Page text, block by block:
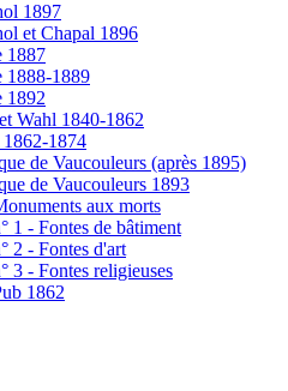
1897
et Chapal 1896
1887
1888-1889
1892
Wahl 1840-1862
1874
de Vaucouleurs (après 1895)
de Vaucouleurs 1893
aux morts
1 - Fontes de bâtiment
2 - Fontes d'art
3 - Fontes religieuses
1862